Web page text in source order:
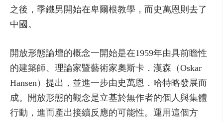
之後，季鐵男開始在卑爾根教學，而史萬恩則去了
中國。
開放形態論壇的概念一開始是在1959年由具前瞻性
的建築師、理論家暨藝術家奧斯卡．漢森（Oskar
Hansen）提出，並進一步由史萬恩．哈特略發展而
成。開放形態的觀念是立基於無作者的個人與集體
行動，進而產出接續反應的可能性。運用這個方